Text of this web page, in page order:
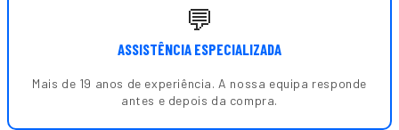
💬
ASSISTÊNCIA ESPECIALIZADA
Mais de 19 anos de experiência. A nossa equipa responde
antes e depois da compra.